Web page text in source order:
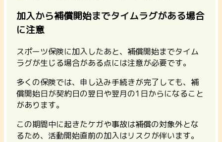
加入から補償開始までタイムラグがある場合
に注意
スポーツ保険に加入したあと、補償開始までタイム
ラグが生じる場合がある点には注意が必要です。
多くの保険では、申し込み手続きが完了しても、補
償開始日が契約日の翌日や翌月の1日からになること
があります。
この期間中に起きたケガや事故は補償の対象外とな
るため、活動開始直前の加入はリスクが伴います。